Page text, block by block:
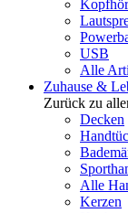
USB
Alle
Zuhause &
Zurück zu
Decken
Alle
Kerzen